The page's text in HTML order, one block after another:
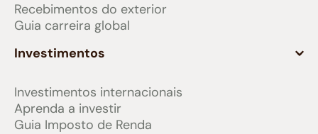
Recebimentos do exterior
Guia carreira global
Investimentos
Investimentos internacionais
Aprenda a investir
Guia Imposto de Renda